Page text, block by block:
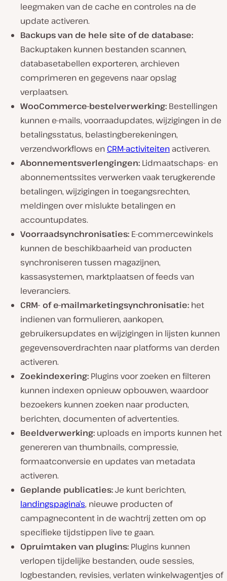
leegmaken van de cache en controles na de
update activeren.
Backups van de hele site of de database:
Backuptaken kunnen bestanden scannen,
databasetabellen exporteren, archieven
comprimeren en gegevens naar opslag
verplaatsen.
WooCommerce-bestelverwerking: Bestellingen
kunnen e-mails, voorraadupdates, wijzigingen in de
betalingsstatus, belastingberekeningen,
verzendworkflows en CRM-activiteiten activeren.
Abonnementsverlengingen: Lidmaatschaps- en
abonnementssites verwerken vaak terugkerende
betalingen, wijzigingen in toegangsrechten,
meldingen over mislukte betalingen en
accountupdates.
Voorraadsynchronisaties: E-commercewinkels
kunnen de beschikbaarheid van producten
synchroniseren tussen magazijnen,
kassasystemen, marktplaatsen of feeds van
leveranciers.
CRM- of e-mailmarketingsynchronisatie: het
indienen van formulieren, aankopen,
gebruikersupdates en wijzigingen in lijsten kunnen
gegevensoverdrachten naar platforms van derden
activeren.
Zoekindexering: Plugins voor zoeken en filteren
kunnen indexen opnieuw opbouwen, waardoor
bezoekers kunnen zoeken naar producten,
berichten, documenten of advertenties.
Beeldverwerking: uploads en imports kunnen het
genereren van thumbnails, compressie,
formaatconversie en updates van metadata
activeren.
Geplande publicaties:Je kunt berichten,
landingspagina’s, nieuwe producten of
campagnecontent in de wachtrij zetten om op
specifieke tijdstippen live te gaan.
Opruimtaken van plugins: Plugins kunnen
verlopen tijdelijke bestanden, oude sessies,
logbestanden, revisies, verlaten winkelwagentjes of